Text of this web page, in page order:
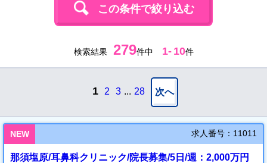
この条件で絞り込む
検索結果 279件中 1- 10件
1 2 3 ... 28 次へ
NEW 求人番号：11011
那須塩原/耳鼻科クリニック/院長募集/5日/週：2,000万円